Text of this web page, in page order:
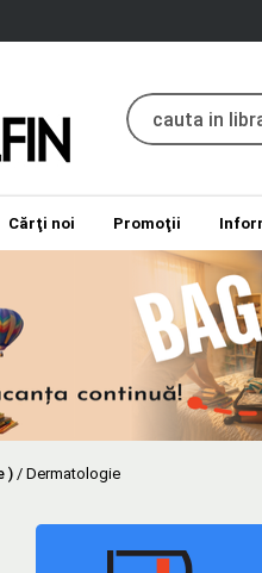
Cărţi noi Promoţii
) / Dermatologie